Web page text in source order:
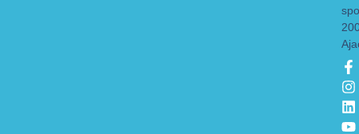
F
a
c
e
b
I
n
s
t
a
L
i
n
k
e
Y
o
u
t
u